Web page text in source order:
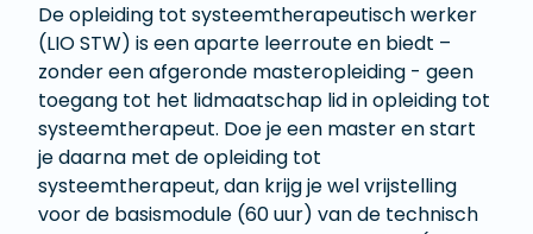
De opleiding tot systeemtherapeutisch werker
(LIO STW) is een aparte leerroute en biedt –
zonder een afgeronde masteropleiding - geen
toegang tot het lidmaatschap lid in opleiding tot
systeemtherapeut. Doe je een master en start
je daarna met de opleiding tot
systeemtherapeut, dan krijg je wel vrijstelling
voor de basismodule (60 uur) van de technisch